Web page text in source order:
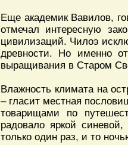
Еще академик Вавилов,
отмечал интересную
цивилизаций. Чилоэ
древности. Но именно
выращивания в Старом
Влажность климата на
– гласит местная
товарищами по
радовало яркой
только один раз, и то